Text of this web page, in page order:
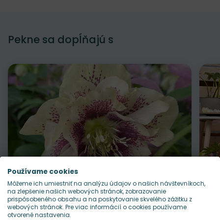
Pekne sa dopĺňajú s
Odober do zoznamu želaní
Mrazuvzdornosť
Z5 (-28°C) Doba kvitnutia
II-IV Výška rastliny
40 cm
Používame cookies
Môžeme ich umiestniť na analýzu údajov o našich návštevníkoch,
na zlepšenie našich webových stránok, zobrazovanie
prispôsobeného obsahu a na poskytovanie skvelého zážitku z
webových stránok. Pre viac informácií o cookies používame
otvorené nastavenia.